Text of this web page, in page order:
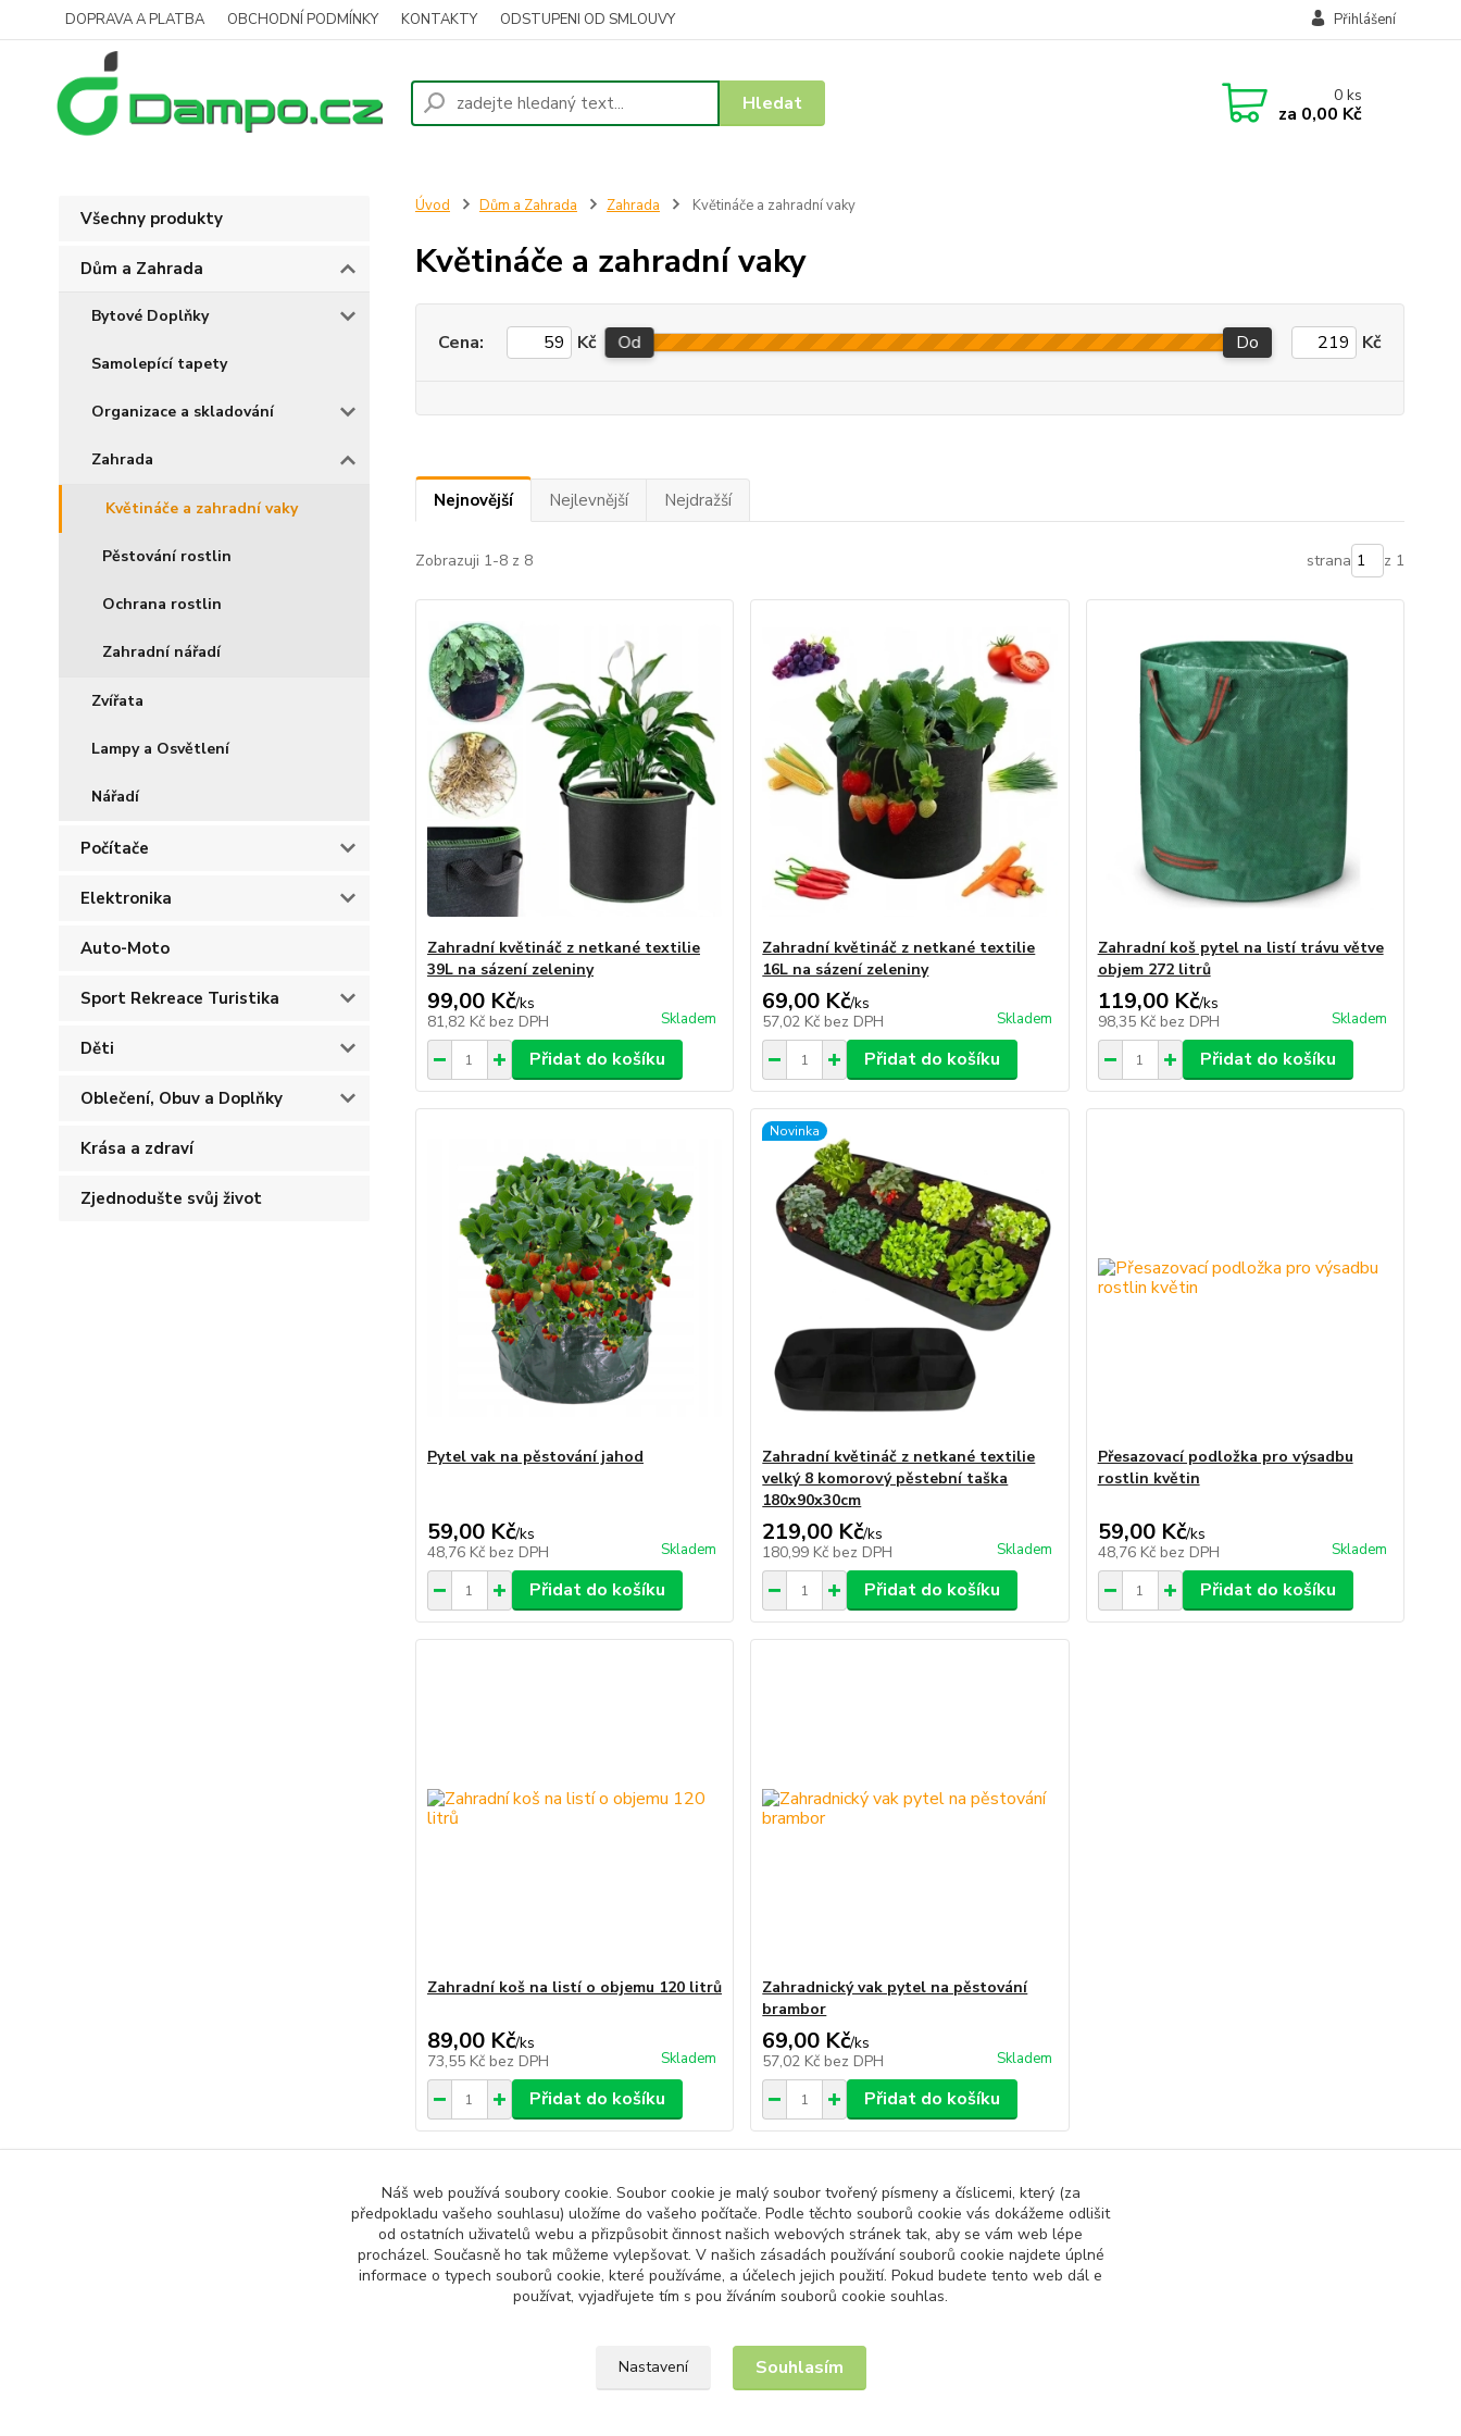
DOPRAVA A PLATBA OBCHODNÍ PODMÍNKY KONTAKTY ODSTUPENI OD SMLOUVY Přihlášení
Hledat 0ks
za 0,00 Kč
Všechny produkty
Dům a Zahrada
Bytové Doplňky
Samolepící tapety
Organizace a skladování
Zahrada
Květináče a zahradní vaky
Pěstování rostlin
Ochrana rostlin
Zahradní nářadí
Zvířata
Lampy a Osvětlení
Nářadí
Počítače
Elektronika
Auto-Moto
Sport Rekreace Turistika
Děti
Oblečení, Obuv a Doplňky
Krása a zdraví
Zjednodušte svůj život
Úvod Dům a Zahrada Zahrada Květináče a zahradní vaky
Květináče a zahradní vaky
Cena: Kč Od Do Kč
Nejnovější Nejlevnější Nejdražší
Zobrazuji 1-8 z 8 strana z 1
Zahradní květináč z netkané textilie
39L na sázení zeleniny
99,00 Kč/ks
81,82 Kč bez DPH Skladem
Přidat do košíku
Zahradní květináč z netkané textilie
16L na sázení zeleniny
69,00 Kč/ks
57,02 Kč bez DPH Skladem
Přidat do košíku
Zahradní koš pytel na listí trávu větve
objem 272 litrů
119,00 Kč/ks
98,35 Kč bez DPH Skladem
Přidat do košíku
Pytel vak na pěstování jahod
59,00 Kč/ks
48,76 Kč bez DPH Skladem
Přidat do košíku
Novinka
Zahradní květináč z netkané textilie
velký 8 komorový pěstební taška
180x90x30cm
219,00 Kč/ks
180,99 Kč bez DPH Skladem
Přidat do košíku
Přesazovací podložka pro výsadbu
rostlin květin
59,00 Kč/ks
48,76 Kč bez DPH Skladem
Přidat do košíku
Zahradní koš na listí o objemu 120 litrů
89,00 Kč/ks
73,55 Kč bez DPH Skladem
Přidat do košíku
Zahradnický vak pytel na pěstování
brambor
69,00 Kč/ks
57,02 Kč bez DPH Skladem
Přidat do košíku
Upravit sběr cookies.
Náš web používá soubory cookie. Soubor cookie je malý soubor tvořený písmeny a číslicemi, který (za
předpokladu vašeho souhlasu) uložíme do vašeho počítače. Podle těchto souborů cookie vás dokážeme odlišit
od ostatních uživatelů webu a přizpůsobit činnost našich webových stránek tak, aby se vám web lépe
procházel. Současně ho tak můžeme vylepšovat. V našich zásadách používání souborů cookie najdete úplné
informace o typech souborů cookie, které používáme, a účelech jejich použití. Pokud budete tento web dál e
používat, vyjadřujete tím s pou žíváním souborů cookie souhlas.
Nastavení Souhlasím